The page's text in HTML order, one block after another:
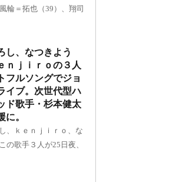
風輪＝拓也（39）、翔司
し、なつきよう
ｎｊｉｒｏの３人
フルソングでジョ
イブ。次世代型ハ
ド歌手・杉本健太
に。
、ｋｅｎｊｉｒｏ、な
の歌手３人が25日夜、